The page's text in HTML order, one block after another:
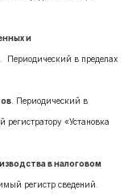
и
. Периодический в пределах
. Периодический в
регистратору «Установка
в налоговом
регистр сведений.